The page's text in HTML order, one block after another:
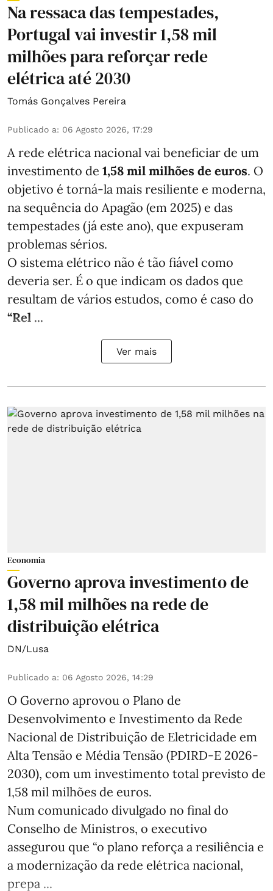
Na ressaca das tempestades,
Portugal vai investir 1,58 mil
milhões para reforçar rede
elétrica até 2030
Tomás Gonçalves Pereira
Publicado a: 06 Agosto 2026, 17:29
A rede elétrica nacional vai beneficiar de um
investimento de 1,58 mil milhões de euros. O
objetivo é torná-la mais resiliente e moderna,
na sequência do Apagão (em 2025) e das
tempestades (já este ano), que expuseram
problemas sérios.
O sistema elétrico não é tão fiável como
deveria ser. É o que indicam os dados que
resultam de vários estudos, como é caso do
“Rel ...
Ver mais
Economia
Governo aprova investimento de
1,58 mil milhões na rede de
distribuição elétrica
DN/Lusa
Publicado a: 06 Agosto 2026, 14:29
O Governo aprovou o Plano de
Desenvolvimento e Investimento da Rede
Nacional de Distribuição de Eletricidade em
Alta Tensão e Média Tensão (PDIRD-E 2026-
2030), com um investimento total previsto de
1,58 mil milhões de euros.
Num comunicado divulgado no final do
Conselho de Ministros, o executivo
assegurou que “o plano reforça a resiliência e
a modernização da rede elétrica nacional,
prepa ...